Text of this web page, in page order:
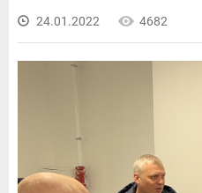
24.01.2022 4682